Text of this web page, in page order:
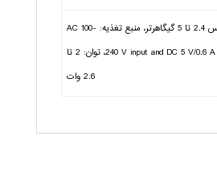
فرکانس 2.4 تا 5 گیگاهرتر، منبع تغذیه: AC 100-
240 V input and DC 5 V/0.6 A output، توان: 2 تا
2.6 وات